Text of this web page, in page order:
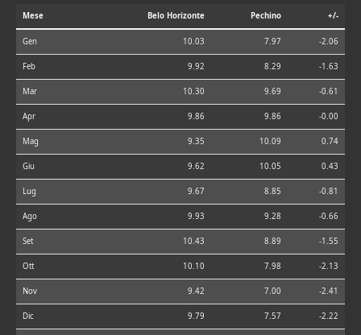
Mese Belo Horizonte Pechino +/-
Gen 10.03 7.97 -2.06
Feb 9.92 8.29 -1.63
Mar 10.30 9.69 -0.61
Apr 9.86 9.86 -0.00
Mag 9.35 10.09 0.74
Giu 9.62 10.05 0.43
Lug 9.67 8.85 -0.81
Ago 9.93 9.28 -0.66
Set 10.43 8.89 -1.55
Ott 10.10 7.98 -2.13
Nov 9.42 7.00 -2.41
Dic 9.79 7.57 -2.22